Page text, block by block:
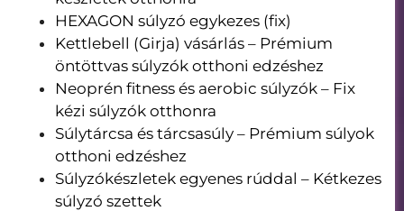
HEXAGON súlyzó egykezes (fix)
Kettlebell (Girja) vásárlás – Prémium
öntöttvas súlyzók otthoni edzéshez
Neoprén fitness és aerobic súlyzók – Fix
kézi súlyzók otthonra
Súlytárcsa és tárcsasúly – Prémium súlyok
otthoni edzéshez
Súlyzókészletek egyenes rúddal – Kétkezes
súlyzó szettek